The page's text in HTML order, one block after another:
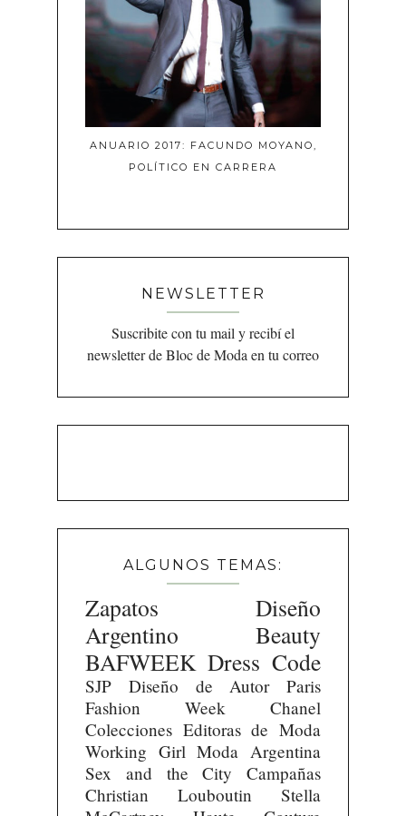
ANUARIO 2017: FACUNDO MOYANO,
POLÍTICO EN CARRERA
NEWSLETTER
Suscribite con tu mail y recibí el
newsletter de Bloc de Moda en tu correo
ALGUNOS TEMAS:
Zapatos
Diseño
Argentino
Beauty
BAFWEEK Dress Code
SJP Diseño de Autor
Paris
Fashion Week
Chanel
Colecciones Editoras de Moda
Working Girl Moda Argentina
Sex and the City
Campañas
Christian Louboutin
Stella